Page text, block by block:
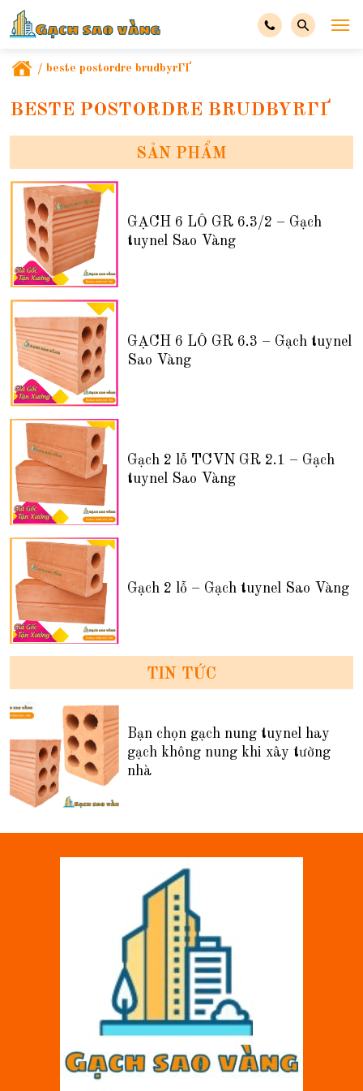
/ beste postordre brudbyrГҐ
BESTE POSTORDRE BRUDBYRГҐ
SẢN PHẨM
GẠCH 6 LỖ GR 6.3/2 – Gạch
tuynel Sao Vàng
GẠCH 6 LỖ GR 6.3 – Gạch tuynel
Sao Vàng
Gạch 2 lỗ TCVN GR 2.1 – Gạch
tuynel Sao Vàng
Gạch 2 lỗ – Gạch tuynel Sao Vàng
TIN TỨC
Bạn chọn gạch nung tuynel hay
gạch không nung khi xây tường
nhà